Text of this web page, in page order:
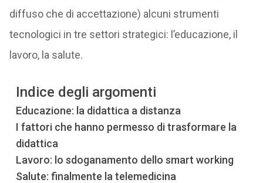
diffuso che di accettazione) alcuni strumenti
tecnologici in tre settori strategici: l’educazione, il
lavoro, la salute.
Indice degli argomenti
Educazione: la didattica a distanza
I fattori che hanno permesso di trasformare la
didattica
Lavoro: lo sdoganamento dello smart working
Salute: finalmente la telemedicina